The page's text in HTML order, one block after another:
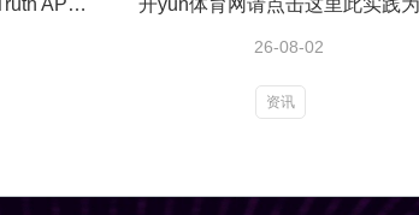
26-08-02
资讯